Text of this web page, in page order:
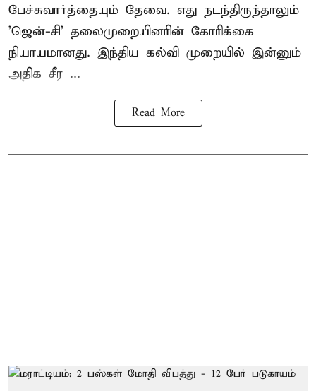
பேச்சுவார்த்தையும் தேவை. எது நடந்திருந்தாலும்
'ஜென்-சி' தலைமுறையினரின் கோரிக்கை
நியாயமானது. இந்திய கல்வி முறையில் இன்னும்
அதிக சீர ...
Read More